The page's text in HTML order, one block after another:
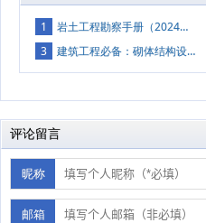
1 岩土工程勘察手册（2024版）深度解读：技术革新与行业实践指南（附下载）
3
建筑工程必备：砌体结构设计规范（GB 50003-2011）详见附件
评论留言
昵称
邮箱